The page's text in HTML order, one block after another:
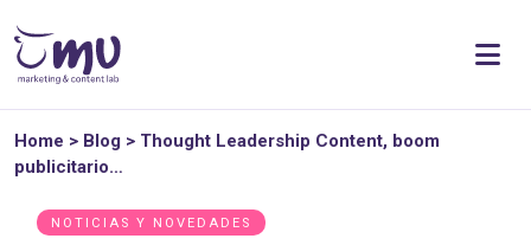
Home > Blog > Thought Leadership Content, boom
publicitario…
NOTICIAS Y NOVEDADES